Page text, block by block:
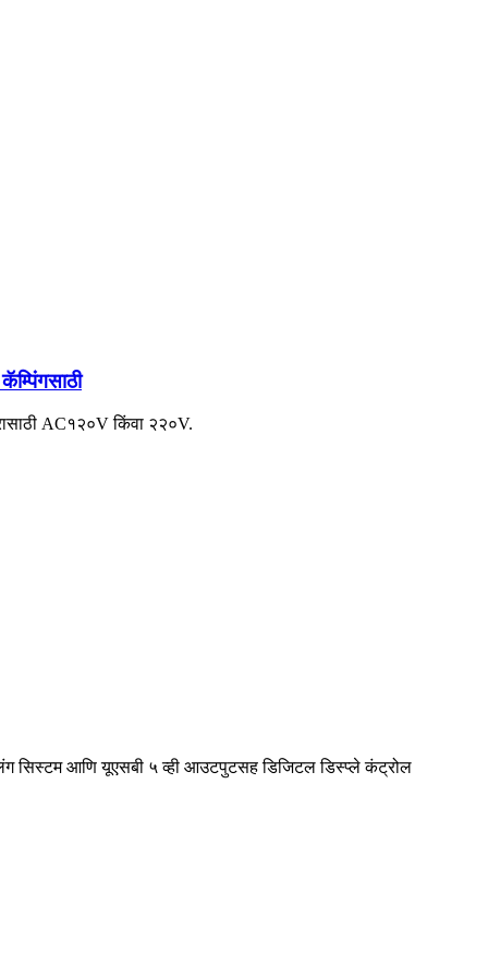
AC१२०V किंवा २२०V.
सिस्टम आणि यूएसबी ५ व्ही आउटपुटसह डिजिटल डिस्प्ले कंट्रोल